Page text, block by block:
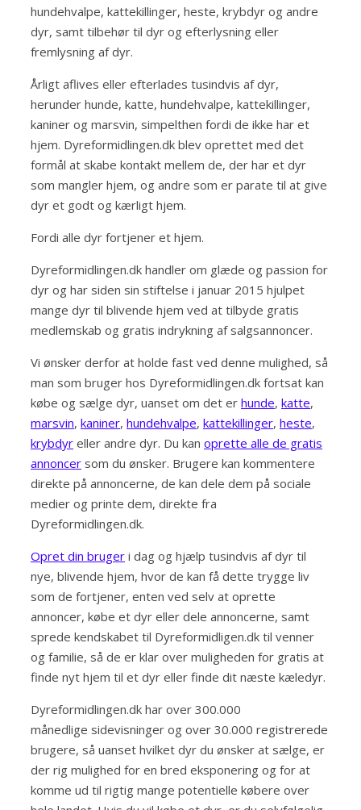
hundehvalpe, kattekillinger, heste, krybdyr og andre
dyr, samt tilbehør til dyr og efterlysning eller
fremlysning af dyr.
Årligt aflives eller efterlades tusindvis af dyr,
herunder hunde, katte, hundehvalpe, kattekillinger,
kaniner og marsvin, simpelthen fordi de ikke har et
hjem. Dyreformidlingen.dk blev oprettet med det
formål at skabe kontakt mellem de, der har et dyr
som mangler hjem, og andre som er parate til at give
dyr et godt og kærligt hjem.
Fordi alle dyr fortjener et hjem.
Dyreformidlingen.dk handler om glæde og passion for
dyr og har siden sin stiftelse i januar 2015 hjulpet
mange dyr til blivende hjem ved at tilbyde gratis
medlemskab og gratis indrykning af salgsannoncer.
Vi ønsker derfor at holde fast ved denne mulighed, så
man som bruger hos Dyreformidlingen.dk fortsat kan
købe og sælge dyr, uanset om det er hunde, katte,
marsvin, kaniner, hundehvalpe, kattekillinger, heste,
krybdyr eller andre dyr. Du kan oprette alle de gratis
annoncer som du ønsker. Brugere kan kommentere
direkte på annoncerne, de kan dele dem på sociale
medier og printe dem, direkte fra
Dyreformidlingen.dk.
Opret din bruger i dag og hjælp tusindvis af dyr til
nye, blivende hjem, hvor de kan få dette trygge liv
som de fortjener, enten ved selv at oprette
annoncer, købe et dyr eller dele annoncerne, samt
sprede kendskabet til Dyreformidligen.dk til venner
og familie, så de er klar over muligheden for gratis at
finde nyt hjem til et dyr eller finde dit næste kæledyr.
Dyreformidlingen.dk har over 300.000
månedlige sidevisninger og over 30.000 registrerede
brugere, så uanset hvilket dyr du ønsker at sælge, er
der rig mulighed for en bred eksponering og for at
komme ud til rigtig mange potentielle købere over